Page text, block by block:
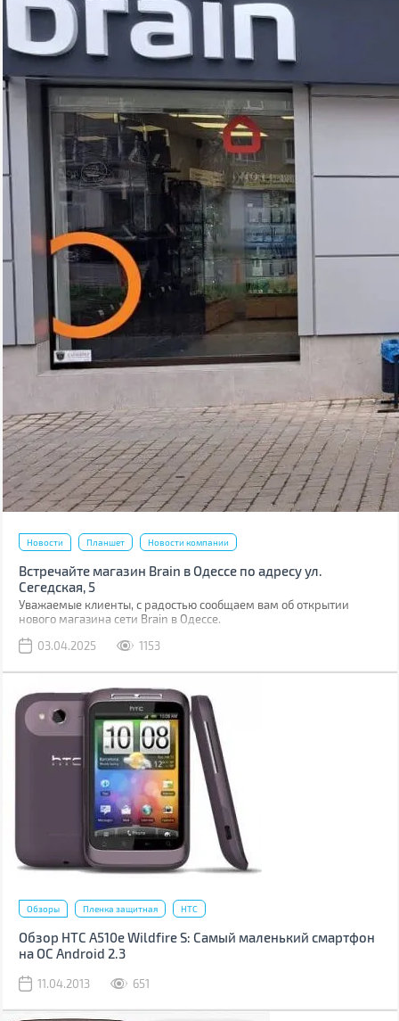
Новости Планшет Новости компании
Встречайте магазин Brain в Одессе по адресу ул.
Сегедская, 5
Уважаемые клиенты, с радостью сообщаем вам об открытии
нового магазина сети Brain в Одессе.
03.04.2025
1153
Обзоры Пленка защитная HTC
Обзор HTC A510e Wildfire S: Самый маленький смартфон
на ОС Android 2.3
11.04.2013 651